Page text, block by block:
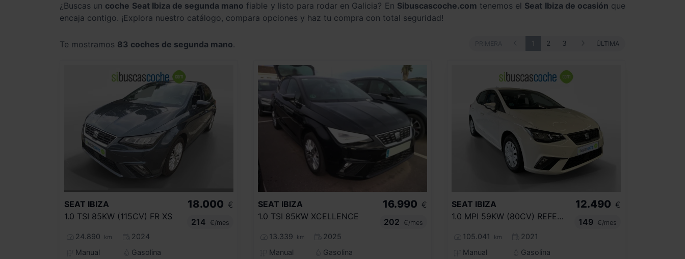
¿Buscas un coche Seat Ibiza de segunda mano fiable y listo para rodar en Galicia? En Sibuscascoche.com tenemos el Seat Ibiza de ocasión que
encaja contigo. ¡Explora nuestro catálogo, compara opciones y haz tu compra con total seguridad!
Te mostramos 83 coches de segunda mano. ANTERIOR
2 3 SIGUIENTE
ÚLTIMA
SEAT IBIZA
1.0 TSI 85KW (115CV) FR XS
24.890 km
2024
Manual
Gasolina
18.000 €
214
€/mes
SEAT IBIZA
1.0 TSI 85KW XCELLENCE
13.339 km
2025
Manual
Gasolina
16.990 €
202
€/mes
SEAT IBIZA
1.0 MPI 59KW (80CV) REFERENCE
105.041 km
2021
Manual
Gasolina
12.490 €
149
€/mes